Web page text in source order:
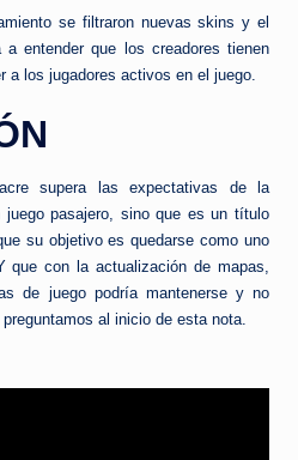
se filtraron nuevas skins y el
entender que los creadores tienen
a los jugadores activos en el juego.
supera las expectativas de la
pasajero, sino que es un título
su objetivo es quedarse como uno
con la actualización de mapas,
de juego podría mantenerse y no
al inicio de esta nota.